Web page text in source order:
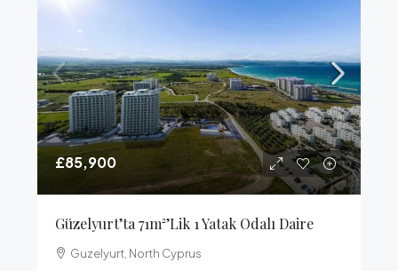
£85,900
Güzelyurt’ta 71m²’lik 1 Yatak Odalı Daire
Guzelyurt, North Cyprus